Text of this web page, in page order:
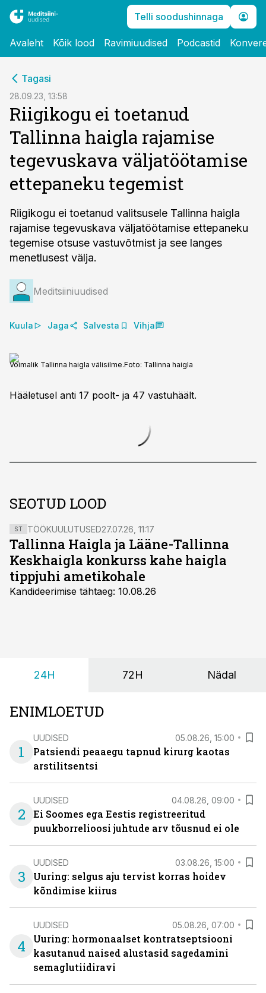
Telli soodushinnaga
Avaleht Kõik lood Ravimiuudised Podcastid
Tagasi
28.09.23, 13:58
Riigikogu ei toetanud
Tallinna haigla rajamise
tegevuskava väljatöötamise
ettepaneku tegemist
Riigikogu ei toetanud valitsusele Tallinna haigla
rajamise tegevuskava väljatöötamise ettepaneku
tegemise otsuse vastuvõtmist ja see langes
menetlusest välja.
Meditsiiniuudised
Kuula Jaga Salvesta Vihja
Võimalik Tallinna haigla välisilme.Foto: Tallinna haigla
Hääletusel anti 17 poolt- ja 47 vastuhäält.
SEOTUD LOOD
ST TÖÖKUULUTUSED27.07.26, 11:17
Tallinna Haigla ja Lääne-Tallinna
Keskhaigla konkurss kahe haigla
tippjuhi ametikohale
Kandideerimise tähtaeg: 10.08.26
24H 72H Nädal
ENIMLOETUD
1
UUDISED 05.08.26, 15:00
Patsiendi peaaegu tapnud kirurg kaotas
arstilitsentsi
2
UUDISED 04.08.26, 09:00
Ei Soomes ega Eestis registreeritud
puukborrelioosi juhtude arv tõusnud ei ole
3
UUDISED 03.08.26, 15:00
Uuring: selgus aju tervist korras hoidev
kõndimise kiirus
4
UUDISED 05.08.26, 07:00
Uuring: hormonaalset kontratseptsiooni
kasutanud naised alustasid sagedamini
semaglutiidiravi